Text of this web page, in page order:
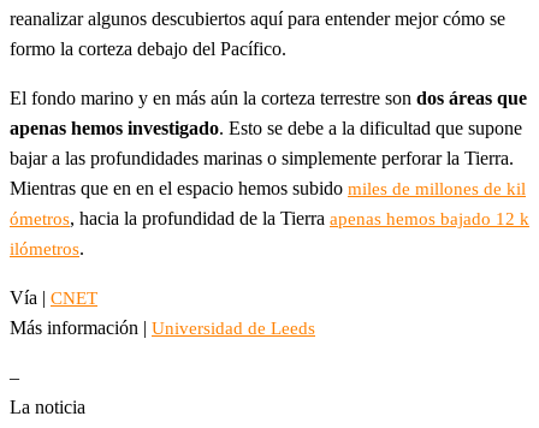
reanalizar algunos descubiertos aquí para entender mejor cómo se
formo la corteza debajo del Pacífico.
El fondo marino y en más aún la corteza terrestre son dos áreas que
apenas hemos investigado. Esto se debe a la dificultad que supone
bajar a las profundidades marinas o simplemente perforar la Tierra.
Mientras que en en el espacio hemos subido miles de millones de kil
ómetros, hacia la profundidad de la Tierra apenas hemos bajado 12 k
ilómetros.
Vía | CNET
Más información | Universidad de Leeds
–
La noticia